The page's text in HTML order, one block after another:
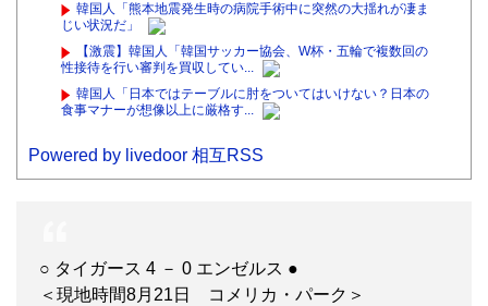
韓国人「熊本地震発生時の病院手術中に突然の大揺れが凄ま
じい状況だ」
【激震】韓国人「韓国サッカー協会、W杯・五輪で複数回の
性接待を行い審判を買収してい...
韓国人「日本ではテーブルに肘をついてはいけない？日本の
食事マナーが想像以上に厳格す...
Powered by livedoor 相互RSS
○ タイガース 4 － 0 エンゼルス ●
＜現地時間8月21日 コメリカ・パーク＞